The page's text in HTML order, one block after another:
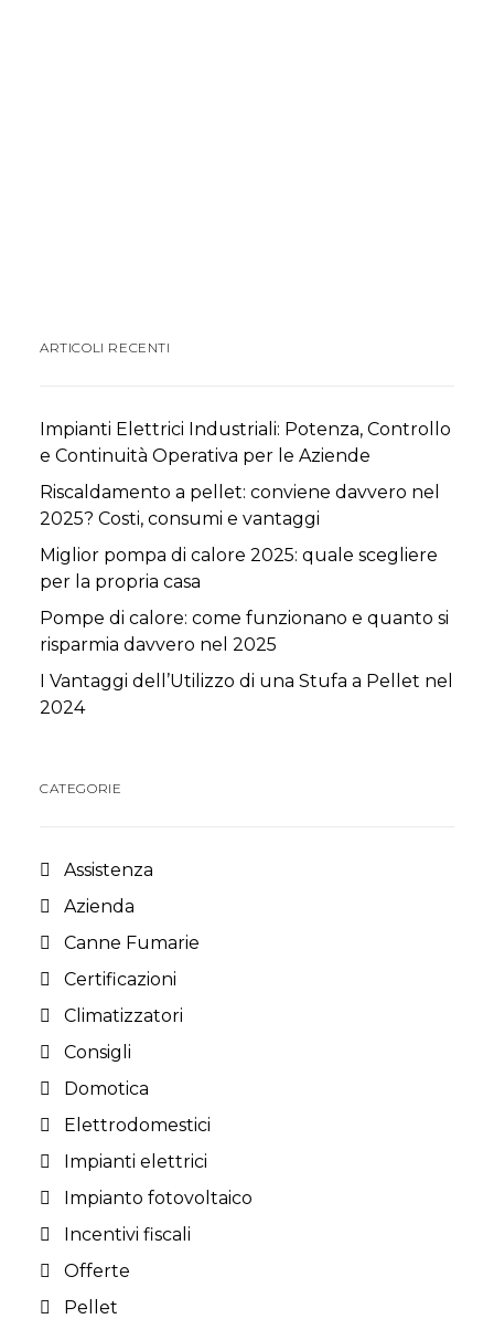
ARTICOLI RECENTI
Impianti Elettrici Industriali: Potenza, Controllo
e Continuità Operativa per le Aziende
Riscaldamento a pellet: conviene davvero nel
2025? Costi, consumi e vantaggi
Miglior pompa di calore 2025: quale scegliere
per la propria casa
Pompe di calore: come funzionano e quanto si
risparmia davvero nel 2025
I Vantaggi dell’Utilizzo di una Stufa a Pellet nel
2024
CATEGORIE
Assistenza
Azienda
Canne Fumarie
Certificazioni
Climatizzatori
Consigli
Domotica
Elettrodomestici
Impianti elettrici
Impianto fotovoltaico
Incentivi fiscali
Offerte
Pellet